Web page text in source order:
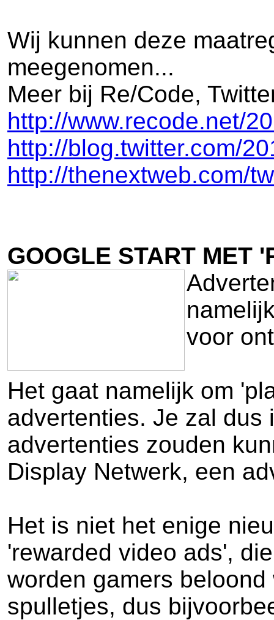
Wij kunnen deze
meegenomen...
Meer bij Re/Code,
http://www.recode.net/
http://blog.twitter.com/
http://thenextweb.com/
GOOGLE START MET
voor
Het gaat namelijk om
advertenties. Je zal dus
advertenties zouden
Display Netwerk, een
Het is niet het enige
'rewarded video ads',
worden gamers
spulletjes, dus